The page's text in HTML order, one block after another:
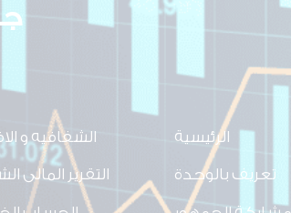
الشفافيه و
التقرير المالى
الرئيسية
تعريف بالوحدة